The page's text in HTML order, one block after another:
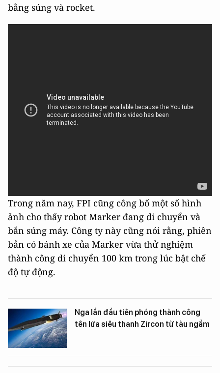
bằng súng và rocket.
Trong năm nay, FPI cũng công bố một số hình
ảnh cho thấy robot Marker đang di chuyển và
bắn súng máy. Công ty này cũng nói rằng, phiên
bản có bánh xe của Marker vừa thử nghiệm
thành công di chuyển 100 km trong lúc bật chế
độ tự động.
Nga lần đầu tiên phóng thành công
tên lửa siêu thanh Zircon từ tàu ngầm